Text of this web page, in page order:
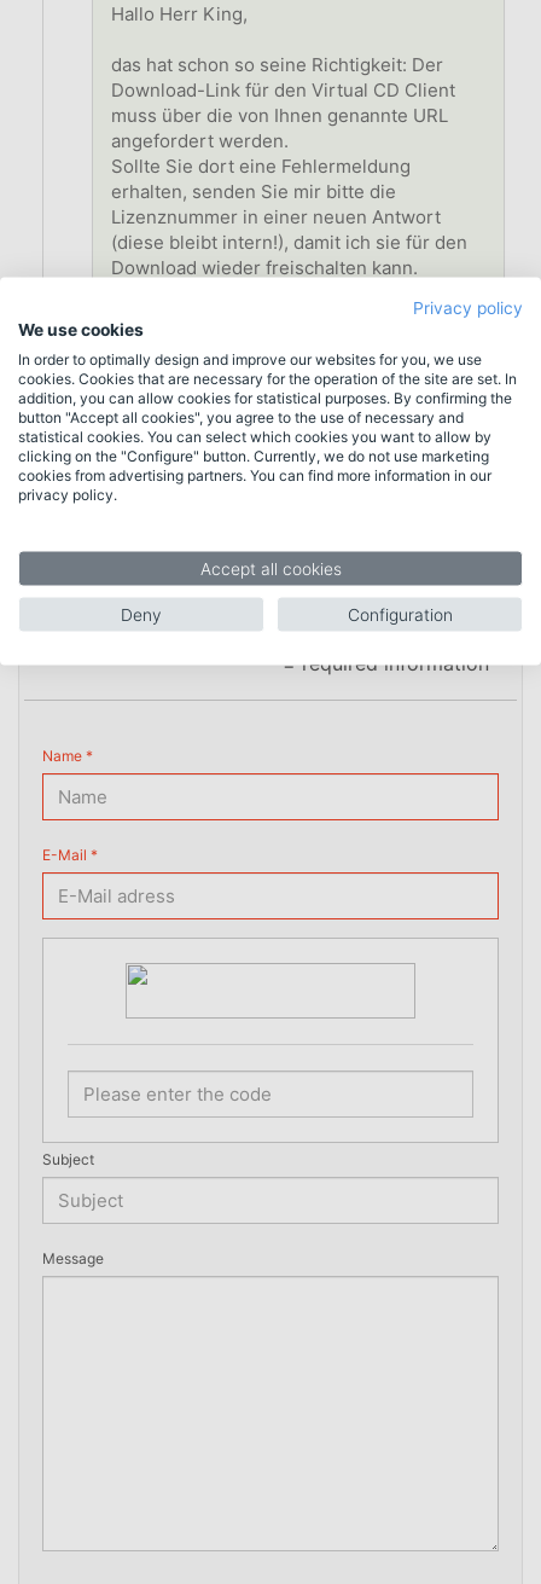
Hallo Herr King,
das hat schon so seine Richtigkeit: Der
Download-Link für den Virtual CD Client
muss über die von Ihnen genannte URL
angefordert werden.
Sollte Sie dort eine Fehlermeldung
erhalten, senden Sie mir bitte die
Lizenznummer in einer neuen Antwort
(diese bleibt intern!), damit ich sie für den
Download wieder freischalten kann.
Mit diesem Setup können Sie dann auch
ein Client-Setup erstellen, dass Sie über
Virtual CD NMS verteilen können.
Mit freundlichen Grüßen
Back to the questions
New answer
* = required information
Name *
E-Mail *
Subject
Message
Privacy policy
We use cookies
In order to optimally design and improve our websites for you, we use
cookies. Cookies that are necessary for the operation of the site are set. In
addition, you can allow cookies for statistical purposes. By confirming the
button "Accept all cookies", you agree to the use of necessary and
statistical cookies. You can select which cookies you want to allow by
clicking on the "Configure" button. Currently, we do not use marketing
cookies from advertising partners. You can find more information in our
privacy policy.
Accept all cookies
Deny Configuration